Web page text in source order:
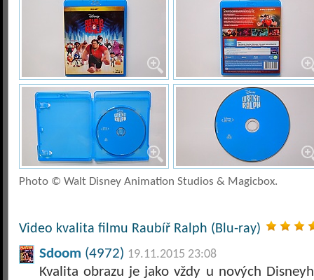
Photo © Walt Disney Animation Studios & Magicbox.
Video kvalita filmu Raubíř Ralph (Blu-ray)
Sdoom (4972) 19.11.2015 23:08
Kvalita obrazu je jako vždy u nových